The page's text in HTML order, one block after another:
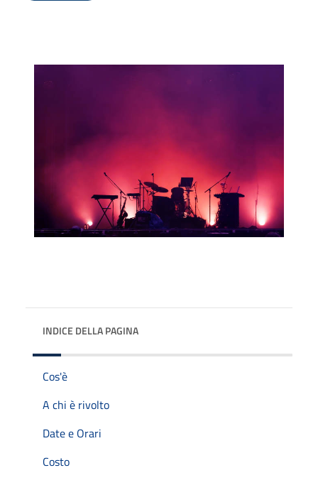
INDICE DELLA PAGINA
Cos'è
A chi è rivolto
Date e Orari
Costo